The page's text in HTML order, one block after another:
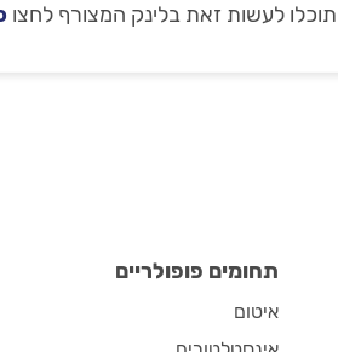
לעשות זאת בלינק המצורף לחצו
תחומים פופולריים
איטום